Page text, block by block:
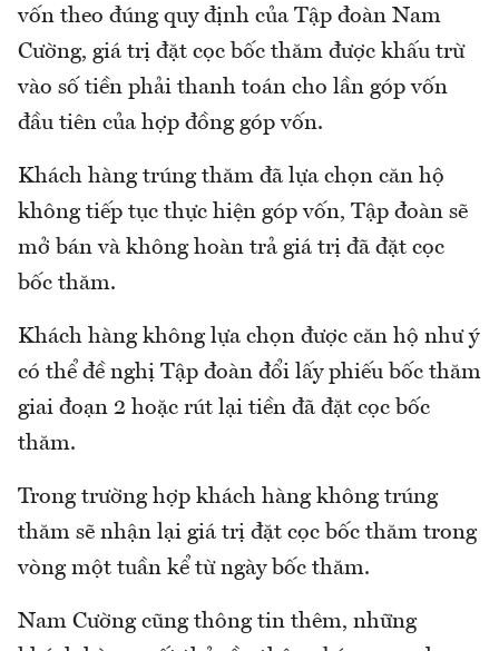
vốn theo đúng quy định của Tập đoàn Nam
Cường, giá trị đặt cọc bốc thăm được khấu trừ
vào số tiền phải thanh toán cho lần góp vốn
đầu tiên của hợp đồng góp vốn.
Khách hàng trúng thăm đã lựa chọn căn hộ
không tiếp tục thực hiện góp vốn, Tập đoàn sẽ
mở bán và không hoàn trả giá trị đã đặt cọc
bốc thăm.
Khách hàng không lựa chọn được căn hộ như ý
có thể đề nghị Tập đoàn đổi lấy phiếu bốc thăm
giai đoạn 2 hoặc rút lại tiền đã đặt cọc bốc
thăm.
Trong trường hợp khách hàng không trúng
thăm sẽ nhận lại giá trị đặt cọc bốc thăm trong
vòng một tuần kể từ ngày bốc thăm.
Nam Cường cũng thông tin thêm, những